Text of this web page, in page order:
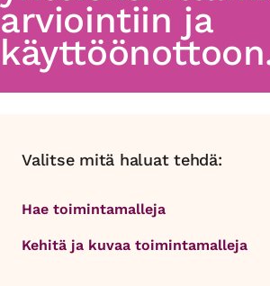
arviointiin ja
Valitse mitä haluat tehdä:
Hae toimintamalleja
Kehitä ja kuvaa toimintamalleja